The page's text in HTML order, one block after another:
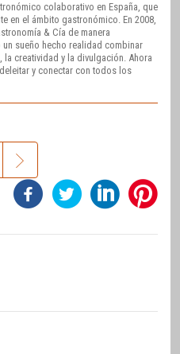
colaborativo en España, que
en el ámbito gastronómico. En 2008,
& Cía de manera
sueño hecho realidad combinar
creatividad y la divulgación. Ahora
y conectar con todos los